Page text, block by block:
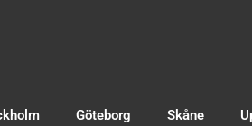
Göteborg Skåne